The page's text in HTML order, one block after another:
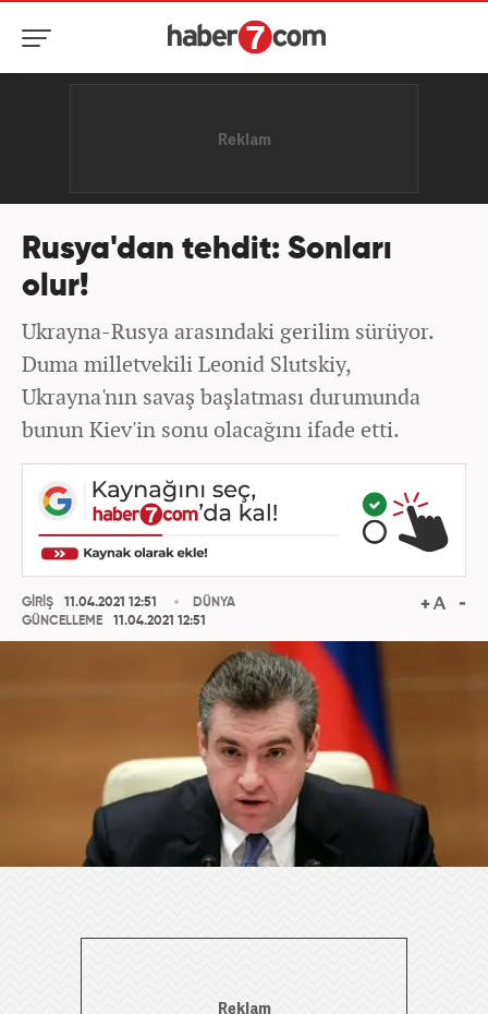
Rusya'dan tehdit: Sonları
olur!
Ukrayna-Rusya arasındaki gerilim sürüyor.
Duma milletvekili Leonid Slutskiy,
Ukrayna'nın savaş başlatması durumunda
bunun Kiev'in sonu olacağını ifade etti.
GİRİŞ
11.04.2021 12:51
GÜNCELLEME
11.04.2021 12:51
DÜNYA